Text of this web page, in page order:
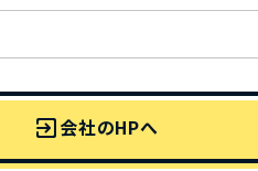
exit_to_app会社のHPへ